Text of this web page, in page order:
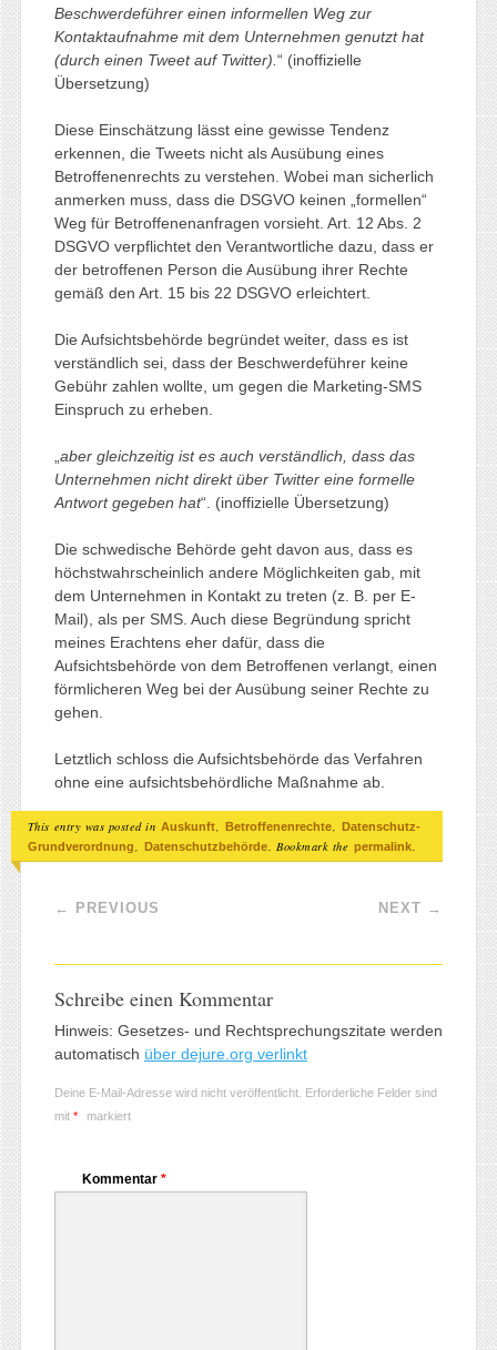
Beschwerdeführer einen informellen Weg zur
Kontaktaufnahme mit dem Unternehmen genutzt hat
(durch einen Tweet auf Twitter). “ (inoffizielle
Übersetzung)
Diese Einschätzung lässt eine gewisse Tendenz
erkennen, die Tweets nicht als Ausübung eines
Betroffenenrechts zu verstehen. Wobei man sicherlich
anmerken muss, dass die DSGVO keinen „formellen“
Weg für Betroffenenanfragen vorsieht. Art. 12 Abs. 2
DSGVO verpflichtet den Verantwortliche dazu, dass er
der betroffenen Person die Ausübung ihrer Rechte
gemäß den Art. 15 bis 22 DSGVO erleichtert.
Die Aufsichtsbehörde begründet weiter, dass es ist
verständlich sei, dass der Beschwerdeführer keine
Gebühr zahlen wollte, um gegen die Marketing-SMS
Einspruch zu erheben.
aber gleichzeitig ist es auch verständlich, dass das
Unternehmen nicht direkt über Twitter eine formelle
Antwort gegeben hat“. (inoffizielle Übersetzung)
Die schwedische Behörde geht davon aus, dass es
höchstwahrscheinlich andere Möglichkeiten gab, mit
dem Unternehmen in Kontakt zu treten (z. B. per E-
Mail), als per SMS. Auch diese Begründung spricht
meines Erachtens eher dafür, dass die
Aufsichtsbehörde von dem Betroffenen verlangt, einen
förmlicheren Weg bei der Ausübung seiner Rechte zu
gehen.
Letztlich schloss die Aufsichtsbehörde das Verfahren
ohne eine aufsichtsbehördliche Maßnahme ab.
This entry was posted in Auskunft, Betroffenenrechte,
Datenschutz-
Grundverordnung, Datenschutzbehörde. Bookmark the permalink.
Post navigation
← PREVIOUS NEXT →
Schreibe einen Kommentar
Hinweis: Gesetzes- und Rechtsprechungszitate werden
automatisch über dejure.org verlinkt
Deine E-Mail-Adresse wird nicht veröffentlicht. Erforderliche Felder sind
mit * markiert
Kommentar *